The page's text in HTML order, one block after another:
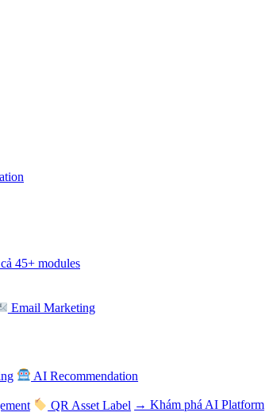
45+ modules
Email Marketing
AI Recommendation
QR Asset Label → Khám phá AI Platform